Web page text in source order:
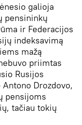
galioja
pensininkų
ir Federacijos
indeksavimą
mažą
priimtas
Rusijos
Drozdovo,
pensijoms
tačiau tokių